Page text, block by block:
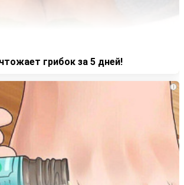
грибок за 5 дней!
i